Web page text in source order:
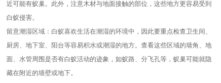
近可能有蚁巢。此外，注意木材与地面接触的部位，这些地方更容易受到
白蚁侵害。
留意潮湿区域：白蚁喜欢生活在潮湿的环境中，因此要重点检查卫生间、
厨房、地下室、阳台等容易积水或潮湿的地方。查看这些区域的墙角、地
面、水管周围是否有白蚁活动的迹象，如蚁路、分飞孔等，蚁巢可能就隐
藏在附近的墙壁或地下。